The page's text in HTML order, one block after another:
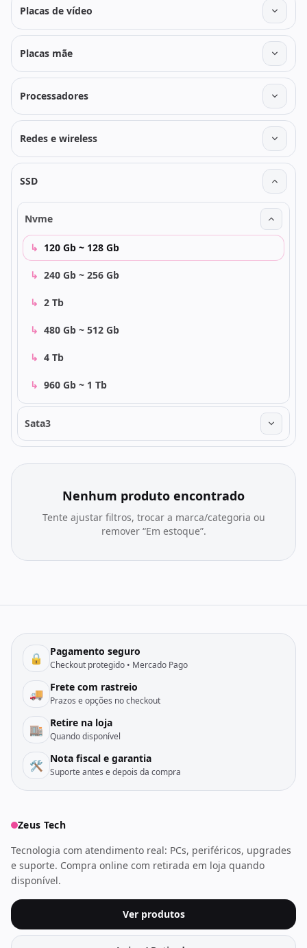
Placas de vídeo
Placas mãe
Processadores
Redes e wireless
SSD
Nvme
↳ 120 Gb ~ 128 Gb
↳ 240 Gb ~ 256 Gb
↳ 2 Tb
↳ 480 Gb ~ 512 Gb
↳ 4 Tb
↳ 960 Gb ~ 1 Tb
Sata3
Nenhum produto encontrado
Tente ajustar filtros, trocar a marca/categoria ou
remover “Em estoque”.
🔒 Pagamento seguro
Checkout protegido • Mercado Pago
🚚 Frete com rastreio
Prazos e opções no checkout
🏬 Retire na loja
Quando disponível
🛠️ Nota fiscal e garantia
Suporte antes e depois da compra
Zeus Tech
Tecnologia com atendimento real: PCs, periféricos, upgrades
e suporte. Compra online com retirada em loja quando
disponível.
Ver produtos